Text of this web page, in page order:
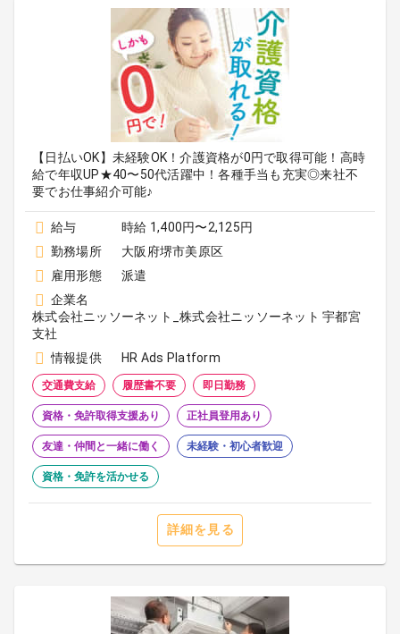
【日払いOK】未経験OK！介護資格が0円で取得可能！高時
給で年収UP★40〜50代活躍中！各種手当も充実◎来社不
要でお仕事紹介可能♪
給与
時給 1,400円〜2,125円
勤務場所
大阪府堺市美原区
雇用形態
派遣
企業名
株式会社ニッソーネット_株式会社ニッソーネット 宇都宮
支社
情報提供
HR Ads Platform
交通費支給 履歴書不要 即日勤務
資格・免許取得支援あり 正社員登用あり
友達・仲間と一緒に働く 未経験・初心者歓迎
資格・免許を活かせる
詳細を見る